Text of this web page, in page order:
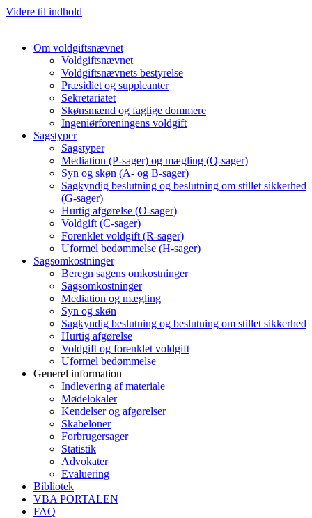
Videre til indhold
Om voldgiftsnævnet
Voldgiftsnævnet
Voldgiftsnævnets bestyrelse
Præsidiet og suppleanter
Sekretariatet
Skønsmænd og faglige dommere
Ingeniørforeningens voldgift
Sagstyper
Sagstyper
Mediation (P-sager) og mægling (Q-sager)
Syn og skøn (A- og B-sager)
Sagkyndig beslutning og beslutning om stillet sikkerhed
(G-sager)
Hurtig afgørelse (O-sager)
Voldgift (C-sager)
Forenklet voldgift (R-sager)
Uformel bedømmelse (H-sager)
Sagsomkostninger
Beregn sagens omkostninger
Sagsomkostninger
Mediation og mægling
Syn og skøn
Sagkyndig beslutning og beslutning om stillet sikkerhed
Hurtig afgørelse
Voldgift og forenklet voldgift
Uformel bedømmelse
Generel information
Indlevering af materiale
Mødelokaler
Kendelser og afgørelser
Skabeloner
Forbrugersager
Statistik
Advokater
Evaluering
Bibliotek
VBA PORTALEN
FAQ